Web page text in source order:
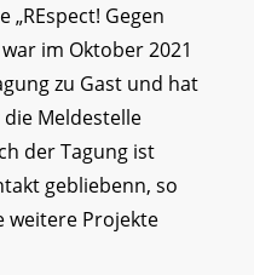
Gegen
im Oktober 2021
zu Gast und hat
Meldestelle
der Tagung ist
gebliebenn, so
weitere Projekte